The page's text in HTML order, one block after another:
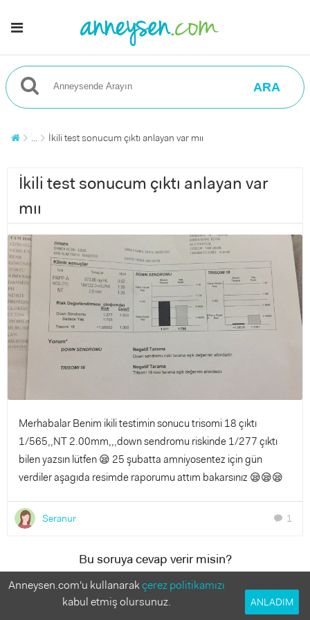
ARA
... İkili test sonucum çıktı anlayan var mıı
İkili test sonucum çıktı anlayan var
mıı
Merhabalar Benim ikili testimin sonucu trisomi 18 çıktı
1/565,,NT 2.00mm,,,down sendromu riskinde 1/277 çıktı
bilen yazsın lütfen 😪 25 şubatta amniyosentez için gün
verdiler aşagıda resimde raporumu attım bakarsınız 😪😪😪
Seranur chat 1
Bu soruya cevap verir misin?
Anneler deneyimlerinden faydalanmak istiyor!
Anneysen.com'u kullanarakçerez politikamızı
kabul etmiş olursunuz.
ANLADIM